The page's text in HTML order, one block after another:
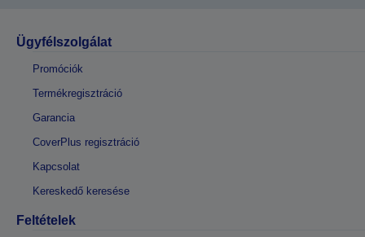
Ügyfélszolgálat
Promóciók
Termékregisztráció
Garancia
CoverPlus regisztráció
Kapcsolat
Kereskedő keresése
Feltételek